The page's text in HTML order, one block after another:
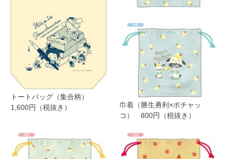
トートバッグ（集合柄）
1,600円（税抜き）
巾着（勝生勇利×ポチャッ
コ） 800円（税抜き）